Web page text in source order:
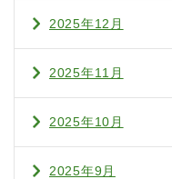
2025年12月
2025年11月
2025年10月
2025年9月